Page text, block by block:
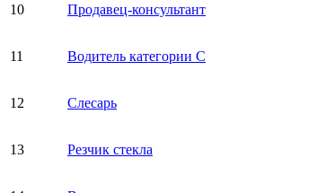
10 Продавец-консультант
11 Водитель категории С
12 Слесарь
13 Резчик стекла